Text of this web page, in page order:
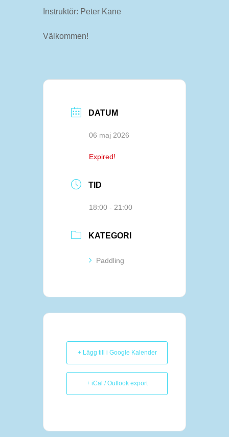
Instruktör: Peter Kane
Välkommen!
DATUM
06 maj 2026
Expired!
TID
18:00 - 21:00
KATEGORI
Paddling
+ Lägg till i Google Kalender
+ iCal / Outlook export